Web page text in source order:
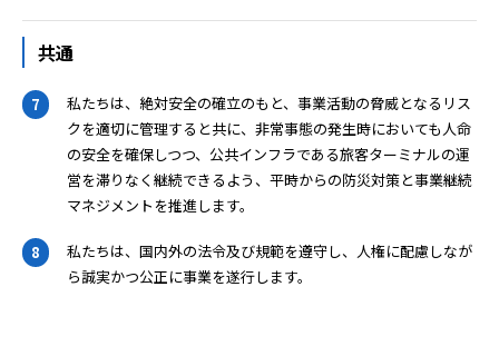
共通
7
私たちは、絶対安全の確立のもと、事業活動の脅威となるリス
クを適切に管理すると共に、非常事態の発生時においても人命
の安全を確保しつつ、公共インフラである旅客ターミナルの運
営を滞りなく継続できるよう、平時からの防災対策と事業継続
マネジメントを推進します。
8
私たちは、国内外の法令及び規範を遵守し、人権に配慮しなが
ら誠実かつ公正に事業を遂行します。